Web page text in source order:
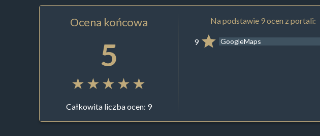
Ocena końcowa
5
Całkowita liczba ocen: 9
Na podstawie 9 ocen z portali:
9 GoogleMaps